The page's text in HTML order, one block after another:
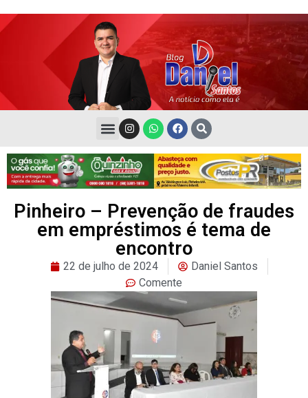
Pinheiro – Prevenção de fraudes
em empréstimos é tema de
encontro
22 de julho de 2024
Daniel Santos
Comente